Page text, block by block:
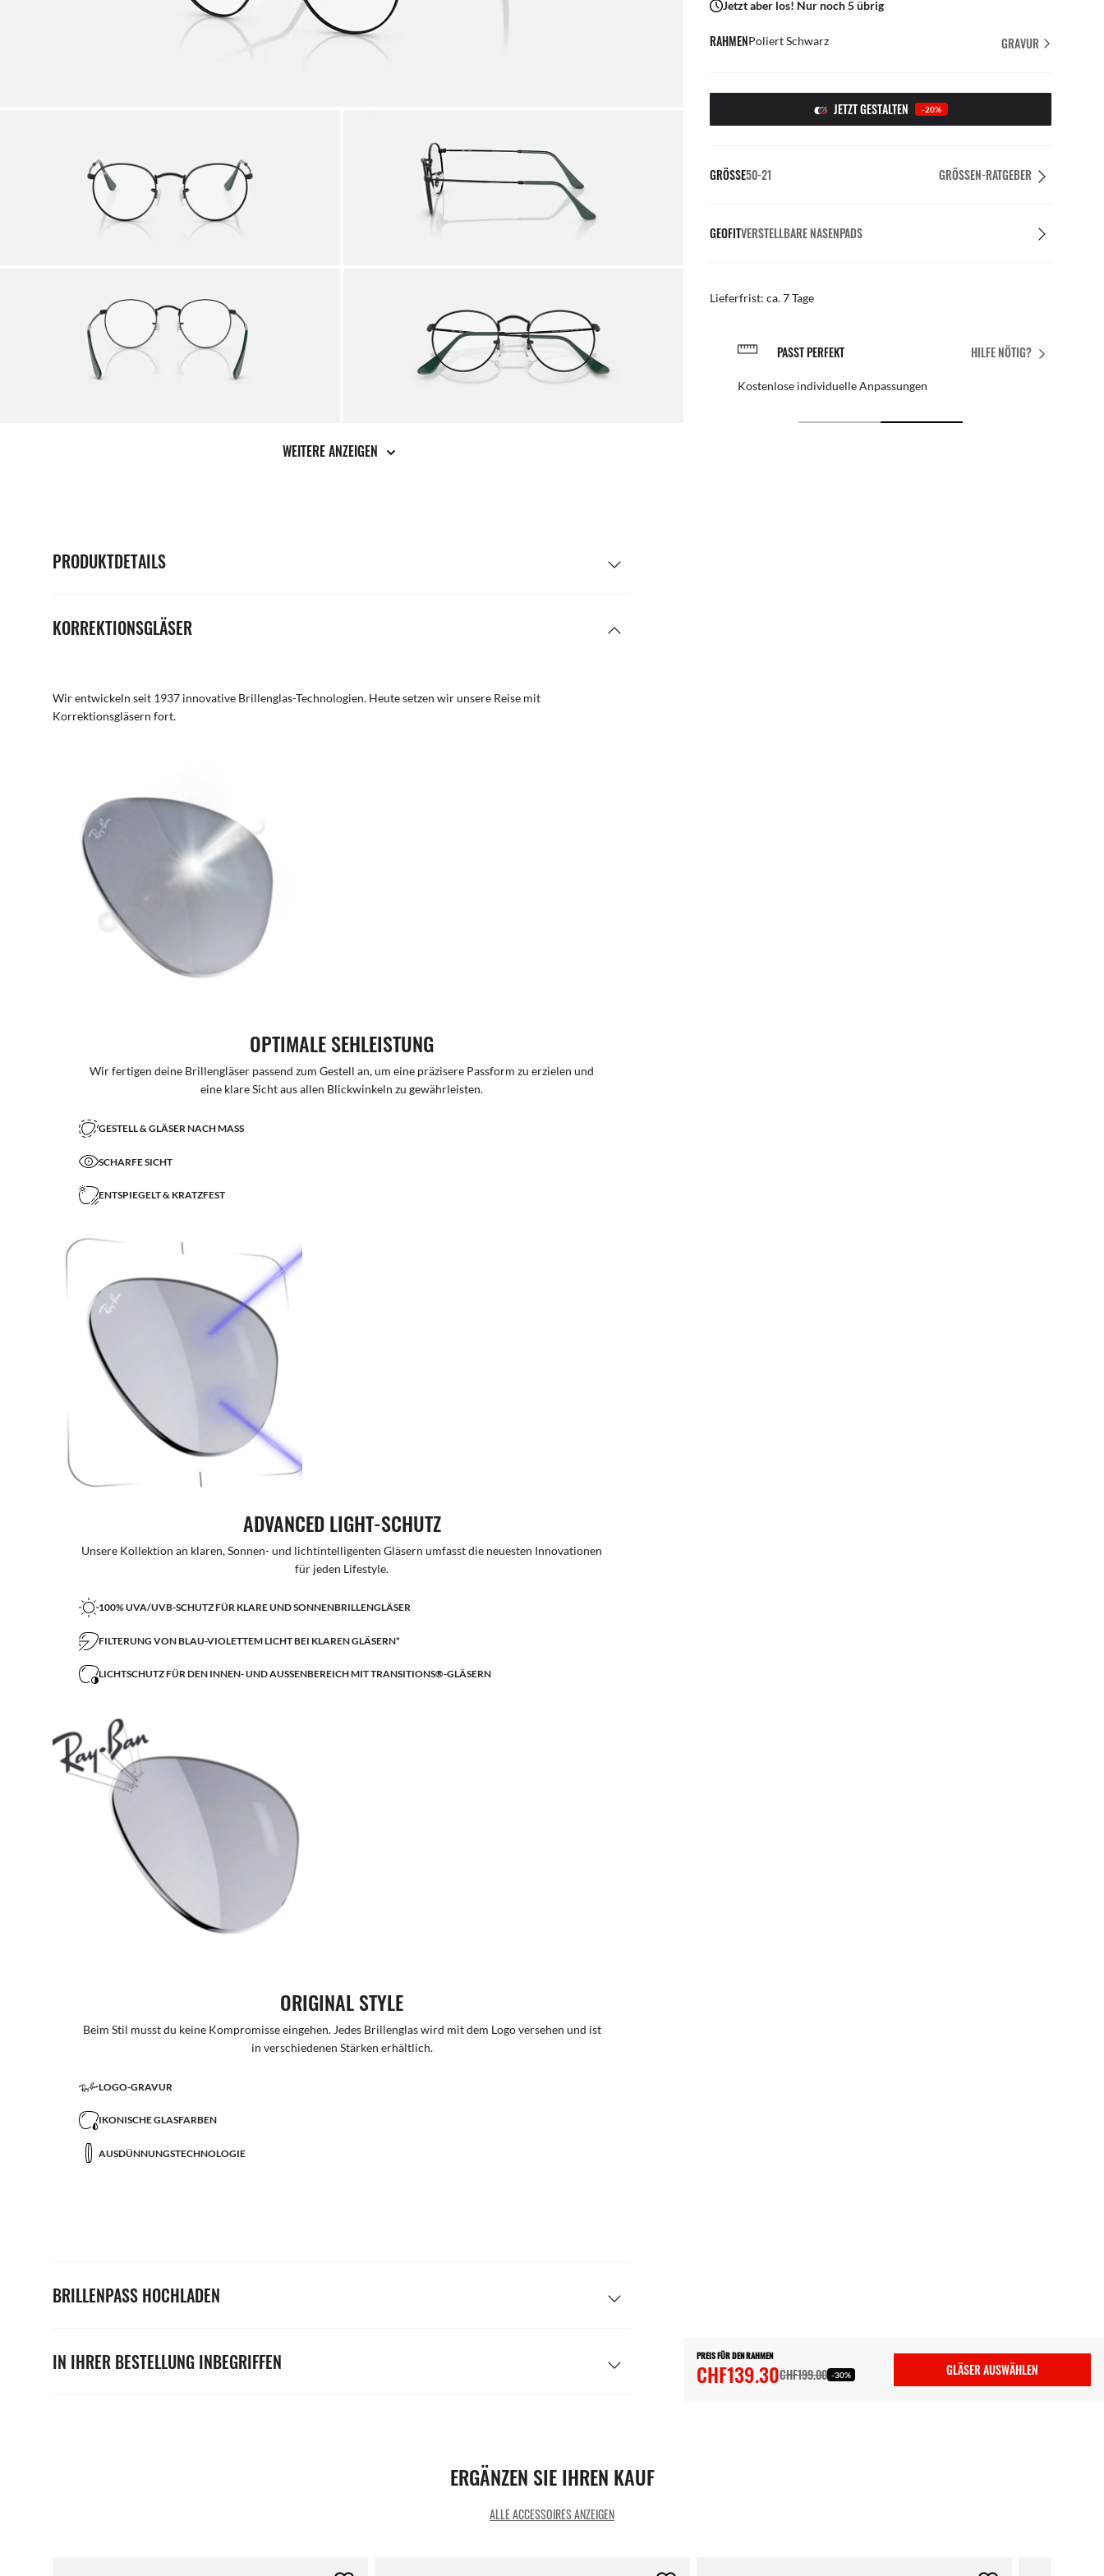
WEITERE ANZEIGEN
PRODUKTDETAILS
KORREKTIONSGLÄSER
Wir entwickeln seit 1937 innovative Brillenglas-Technologien. Heute setzen wir unsere Reise mit
Korrektionsgläsern fort.
OPTIMALE SEHLEISTUNG
Wir fertigen deine Brillengläser passend zum Gestell an, um eine präzisere Passform zu erzielen und
eine klare Sicht aus allen Blickwinkeln zu gewährleisten.
GESTELL & GLÄSER NACH MASS
SCHARFE SICHT
ENTSPIEGELT & KRATZFEST
ADVANCED LIGHT-SCHUTZ
Unsere Kollektion an klaren, Sonnen- und lichtintelligenten Gläsern umfasst die neuesten Innovationen
für jeden Lifestyle.
100% UVA/UVB-SCHUTZ FÜR KLARE UND SONNENBRILLENGLÄSER
FILTERUNG VON BLAU-VIOLETTEM LICHT BEI KLAREN GLÄSERN*
LICHTSCHUTZ FÜR DEN INNEN- UND AUSSENBEREICH MIT TRANSITIONS®-GLÄSERN
ORIGINAL STYLE
Beim Stil musst du keine Kompromisse eingehen. Jedes Brillenglas wird mit dem Logo versehen und ist
in verschiedenen Stärken erhältlich.
LOGO-GRAVUR
IKONISCHE GLASFARBEN
AUSDÜNNUNGSTECHNOLOGIE
BRILLENPASS HOCHLADEN
IN IHRER BESTELLUNG INBEGRIFFEN
Jetzt aber los! Nur noch 5 übrig
RAHMENPoliert Schwarz GRAVUR
JETZT GESTALTEN -20%
GRÖSSE50-21 GRÖSSEN-RATGEBER
GEOFITVERSTELLBARE NASENPADS
Lieferfrist: ca. 7 Tage
HILFE NÖTIG?
KOSTENLOSE UND EINFACHE RÜCKGABE PASST PERFEKT
Kostenlose individuelle Anpassungen
PREIS FÜR DEN RAHMEN
CHF139.30CHF199.00 -30% GLÄSER AUSWÄHLEN
ERGÄNZEN SIE IHREN KAUF
ALLE ACCESSOIRES ANZEIGEN